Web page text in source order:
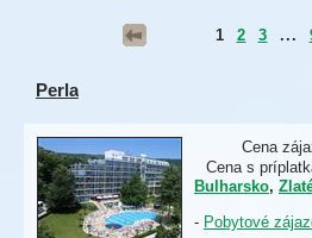
1 2 3 ...
Perla
Cena
Cena s
Bulharsko,
- Pobytové